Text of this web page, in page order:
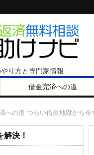
り方と専門家情報
借金完済への道
への道 つらい借金地獄から今
解決！